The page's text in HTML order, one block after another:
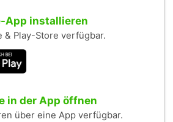
App installieren
& Play-Store verfügbar.
in der App öffnen
über eine App verfügbar.